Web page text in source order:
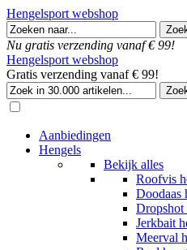
Hengelsport webshop
Nu gratis verzending vanaf € 99!
Hengelsport webshop
Gratis verzending vanaf € 99!
Aanbiedingen
Hengels
Bekijk alles
Roofvis
Doodaas
Dropshot
Jerkbait
Meerval